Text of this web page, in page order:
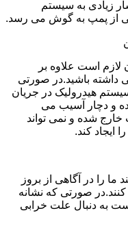
زیادی به سیستم
از پمپ به گوش می رسد.
است علاوه بر
داشته باشید.در صورتی
هیدرولیک در جریان
و دچار آسیب می
خارج شده و نمی تواند
ایجاد کند.
ما را در آگاهی از بروز
صورتی که نشانه
به دنبال علت خرابی